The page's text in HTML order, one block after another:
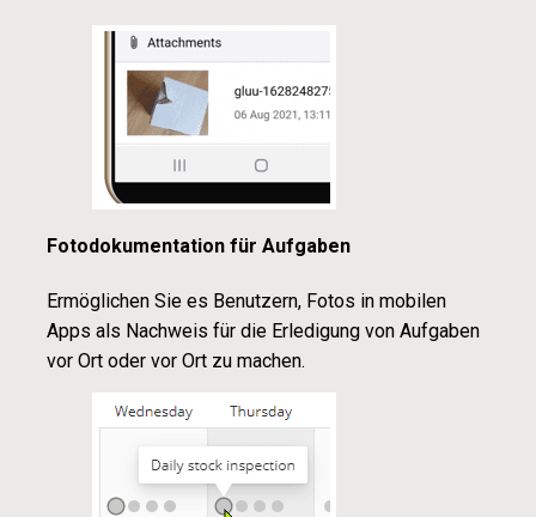
Fotodokumentation für Aufgaben
Ermöglichen Sie es Benutzern, Fotos in mobilen
Apps als Nachweis für die Erledigung von Aufgaben
vor Ort oder vor Ort zu machen.